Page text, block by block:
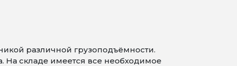
различной грузоподъёмности.
На складе имеется все необходимое